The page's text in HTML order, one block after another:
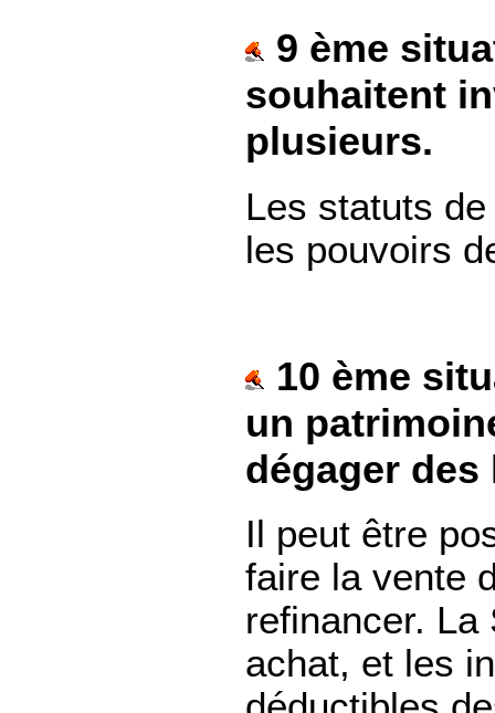
9 ème
souhaitent
plusieurs.
Les statuts
les pouvoirs
10 ème
un
dégager
Il peut être
faire la vente
refinancer. La
achat, et les